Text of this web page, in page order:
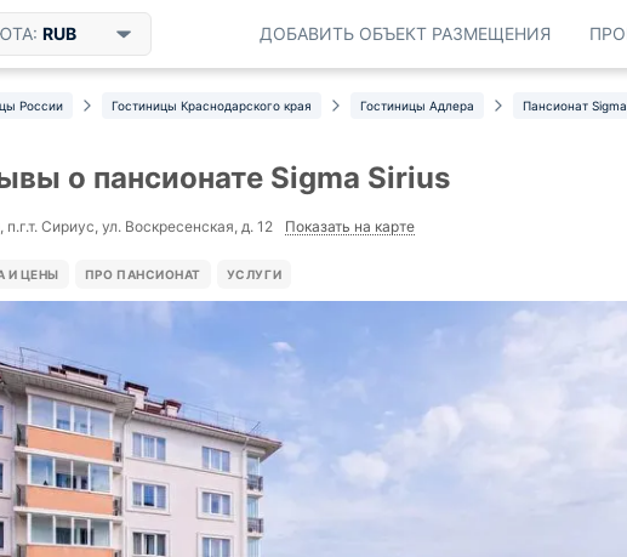
RUB ДОБАВИТЬ ОБЪЕКТ РАЗМЕЩЕНИЯ
России Гостиницы Краснодарского края Гостиницы Адлера Пансионат
о пансионате Sigma Sirius
п.г.т. Сириус, ул. Воскресенская, д. 12 Показать на карте
И ЦЕНЫ ПРО ПАНСИОНАТ УСЛУГИ